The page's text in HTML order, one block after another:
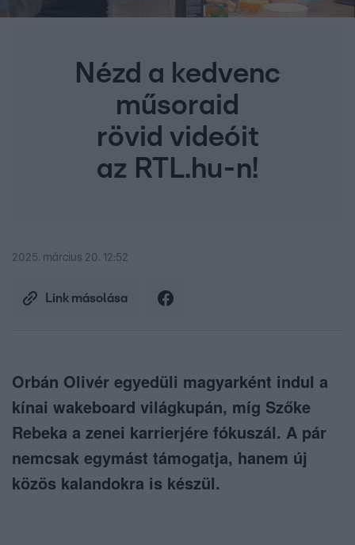
Nézd a kedvenc
műsoraid
rövid videóit
az RTL.hu-n!
2025. március 20. 12:52
Link másolása
Orbán Olivér egyedüli magyarként indul a
kínai wakeboard világkupán, míg Szőke
Rebeka a zenei karrierjére fókuszál. A pár
nemcsak egymást támogatja, hanem új
közös kalandokra is készül.